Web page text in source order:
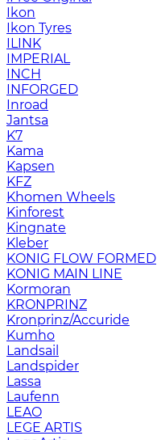
Ikon
Ikon Tyres
ILINK
IMPERIAL
INCH
INFORGED
Inroad
Jantsa
K7
Kama
Kapsen
KFZ
Khomen Wheels
Kinforest
Kingnate
Kleber
KONIG FLOW FORMED
KONIG MAIN LINE
Kormoran
KRONPRINZ
Kronprinz/Accuride
Kumho
Landsail
Landspider
Lassa
Laufenn
LEAO
LEGE ARTIS